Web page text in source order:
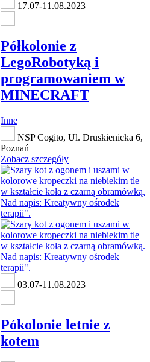
17.07-11.08.2023
Półkolonie z
LegoRobotyką i
programowaniem w
MINECRAFT
Inne
NSP Cogito, Ul. Druskienicka 6,
Poznań
Zobacz szczegóły
03.07-11.08.2023
Pókolonie letnie z
kotem